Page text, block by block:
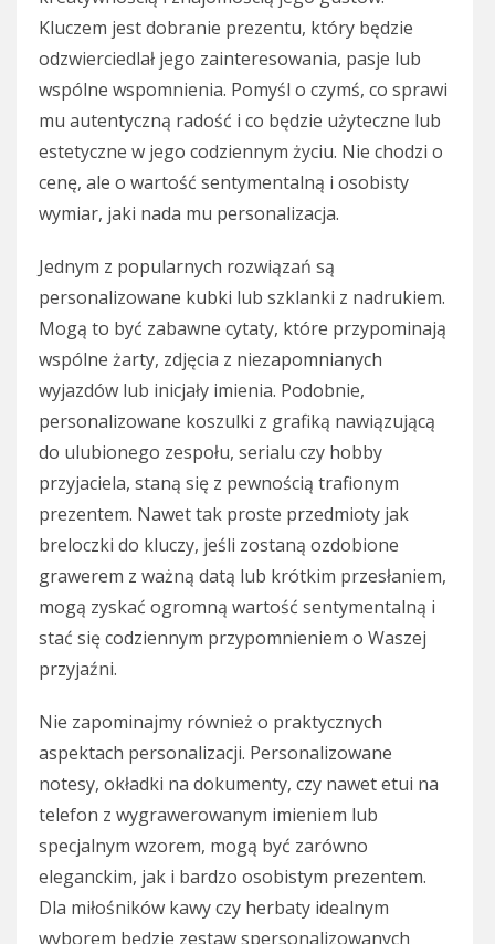
Kluczem jest dobranie prezentu, który będzie
odzwierciedlał jego zainteresowania, pasje lub
wspólne wspomnienia. Pomyśl o czymś, co sprawi
mu autentyczną radość i co będzie użyteczne lub
estetyczne w jego codziennym życiu. Nie chodzi o
cenę, ale o wartość sentymentalną i osobisty
wymiar, jaki nada mu personalizacja.
Jednym z popularnych rozwiązań są
personalizowane kubki lub szklanki z nadrukiem.
Mogą to być zabawne cytaty, które przypominają
wspólne żarty, zdjęcia z niezapomnianych
wyjazdów lub inicjały imienia. Podobnie,
personalizowane koszulki z grafiką nawiązującą
do ulubionego zespołu, serialu czy hobby
przyjaciela, staną się z pewnością trafionym
prezentem. Nawet tak proste przedmioty jak
breloczki do kluczy, jeśli zostaną ozdobione
grawerem z ważną datą lub krótkim przesłaniem,
mogą zyskać ogromną wartość sentymentalną i
stać się codziennym przypomnieniem o Waszej
przyjaźni.
Nie zapominajmy również o praktycznych
aspektach personalizacji. Personalizowane
notesy, okładki na dokumenty, czy nawet etui na
telefon z wygrawerowanym imieniem lub
specjalnym wzorem, mogą być zarówno
eleganckim, jak i bardzo osobistym prezentem.
Dla miłośników kawy czy herbaty idealnym
wyborem będzie zestaw spersonalizowanych